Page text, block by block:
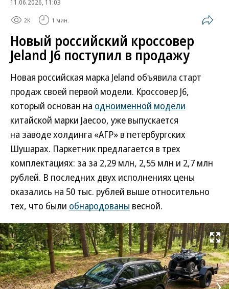
11.06.2026, 11:03
2K 1 мин.
Новый российский кроссовер
Jeland J6 поступил в продажу
Новая российская марка Jeland объявила старт
продаж своей первой модели. Кроссовер J6,
который основан на одноименной модели
китайской марки Jaecoo, уже выпускается
на заводе холдинга «АГР» в петербургских
Шушарах. Паркетник предлагается в трех
комплектациях: за за 2,29 млн, 2,55 млн и 2,7 млн
рублей. В последних двух исполнениях цены
оказались на 50 тыс. рублей выше относительно
тех, что были обнародованы весной.
Развернуть